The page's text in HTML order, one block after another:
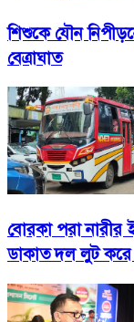
শিশুকে যৌন
বেত্রাঘাত
বোরকা পরা নারীর
ডাকাত দল লুট করে